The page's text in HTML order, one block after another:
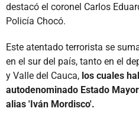
destacó el coronel Carlos
Policía Chocó.
Este atentado terrorista se
en el sur del país, tanto en el
y Valle del Cauca, los cuales
autodenominado Estado
alias 'Iván Mordisco'.